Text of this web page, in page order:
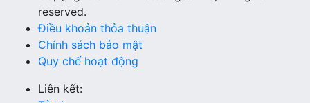
reserved.
Điều khoản thỏa thuận
Chính sách bảo mật
Quy chế hoạt động
Liên kết: